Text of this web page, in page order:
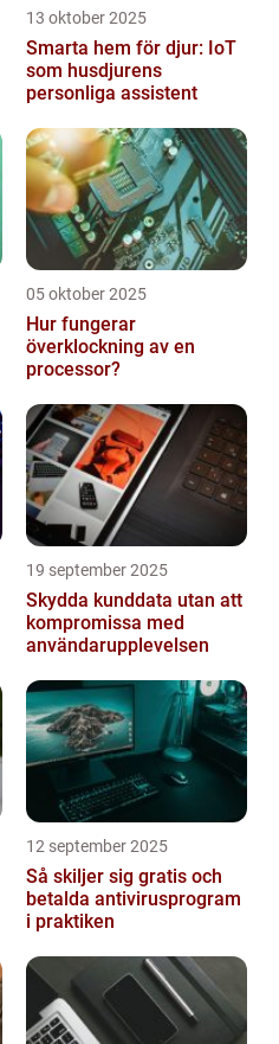
13 oktober 2025
Smarta hem för djur: IoT
som husdjurens
personliga assistent
05 oktober 2025
Hur fungerar
överklockning av en
processor?
19 september 2025
Skydda kunddata utan att
kompromissa med
användarupplevelsen
12 september 2025
Så skiljer sig gratis och
betalda antivirusprogram
i praktiken